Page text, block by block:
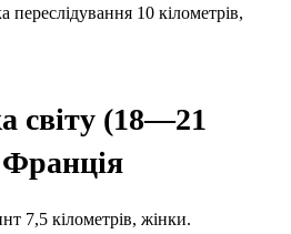
10 кілометрів,
світу (18—21
Франція
7,5 кілометрів, жінки.